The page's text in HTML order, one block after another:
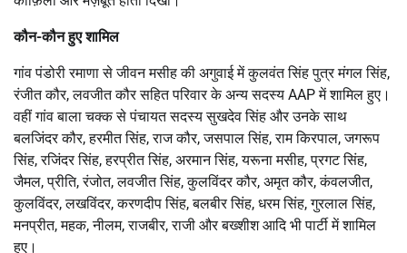
कौन-कौन हुए शामिल
गांव पंडोरी रमाणा से जीवन मसीह की अगुवाई में कुलवंत सिंह पुत्र मंगल सिंह,
रंजीत कौर, लवजीत कौर सहित परिवार के अन्य सदस्य AAP में शामिल हुए।
वहीं गांव बाला चक्क से पंचायत सदस्य सुखदेव सिंह और उनके साथ
बलजिंदर कौर, हरमीत सिंह, राज कौर, जसपाल सिंह, राम किरपाल, जगरूप
सिंह, रजिंदर सिंह, हरप्रीत सिंह, अरमान सिंह, यरूना मसीह, प्रगट सिंह,
जैमल, प्रीति, रंजोत, लवजीत सिंह, कुलविंदर कौर, अमृत कौर, कंवलजीत,
कुलविंदर, लखविंदर, करणदीप सिंह, बलबीर सिंह, धरम सिंह, गुरलाल सिंह,
मनप्रीत, महक, नीलम, राजबीर, राजी और बख्शीश आदि भी पार्टी में शामिल
हुए।